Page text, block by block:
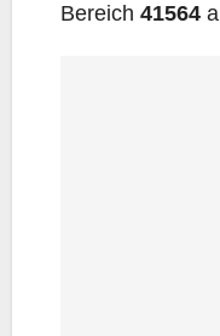
Bereich 41564